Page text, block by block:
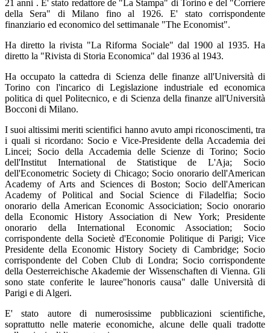
21 anni . E' stato redattore de "La Stampa" di Torino e del "Corriere
della Sera" di Milano fino al 1926. E' stato corrispondente
finanziario ed economico del settimanale "The Economist".
Ha diretto la rivista "La Riforma Sociale" dal 1900 al 1935. Ha
diretto la "Rivista di Storia Economica" dal 1936 al 1943.
Ha occupato la cattedra di Scienza delle finanze all'Università di
Torino con l'incarico di Legislazione industriale ed economica
politica di quel Politecnico, e di Scienza della finanze all'Università
Bocconi di Milano.
I suoi altissimi meriti scientifici hanno avuto ampi riconoscimenti, tra
i quali si ricordano: Socio e Vice-Presidente della Accademia dei
Lincei; Socio della Accademia delle Scienze di Torino; Socio
dell'Institut International de Statistique de L'Aja; Socio
dell'Econometric Society di Chicago; Socio onorario dell'American
Academy of Arts and Sciences di Boston; Socio dell'American
Academy of Political and Social Science di Filadelfia; Socio
onorario della American Economic Associciation; Socio onorario
della Economic History Association di New York; Presidente
onorario della International Economic Association; Socio
corrispondente della Societè d'Economie Politique di Parigi; Vice
Presidente della Economic History Society di Cambridge; Socio
corrispondente del Coben Club di Londra; Socio corrispondente
della Oesterreichische Akademie der Wissenschaften di Vienna. Gli
sono state conferite le lauree"honoris causa" dalle Università di
Parigi e di Algeri.
E' stato autore di numerosissime pubblicazioni scientifiche,
soprattutto nelle materie economiche, alcune delle quali tradotte